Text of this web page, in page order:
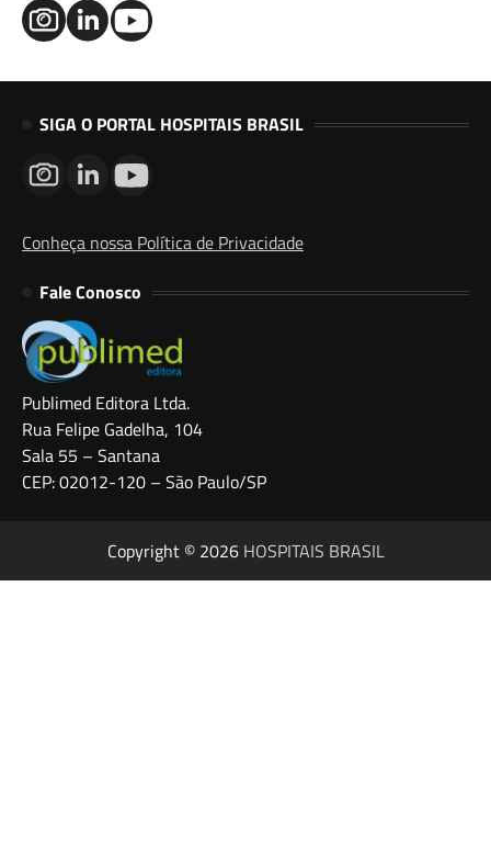
SIGA O PORTAL HOSPITAIS BRASIL
Conheça nossa Política de Privacidade
Fale Conosco
Publimed Editora Ltda.
Rua Felipe Gadelha, 104
Sala 55 – Santana
CEP: 02012-120 – São Paulo/SP
Copyright © 2026 HOSPITAIS BRASIL